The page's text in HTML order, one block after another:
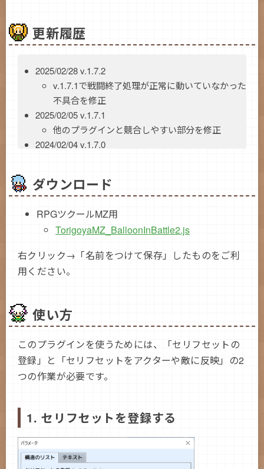
更新履歴
2025/02/28 v.1.7.2
v.1.7.1で戦闘終了処理が正常に動いていなかった
不具合を修正
2025/02/05 v.1.7.1
他のプラグインと競合しやすい部分を修正
2024/02/04 v.1.7.0
メモ欄の条件指定で
メモ欄の条件指定に
2022/02/05 v.1.5.0
セリフにボイスなどの音声ファイルを指定でき
一部内部処理の変更
プラグインコマンドでのセリフ表示時に改行が
反映されないのを修正
2021/10/02 v.1.4.0
表示レイヤー位置を変更する上級者向け設定を
追加
2021/08/28 v.1.3.0
2021/08/22 v.1.2.2
一部プラグインの組み合わせで吹き出しの表示
位置がずれる場合があるのを修正
2021/07/05 v.1.2.1
ダウンロード
RPGツクールMZ用
TorigoyaMZ_BalloonInBattle2.js
右クリック→「名前をつけて保存」したものをご利
用ください。
使い方
このプラグインを使うためには、「セリフセットの
登録」と「セリフセットをアクターや敵に反映」の2
つの作業が必要です。
1. セリフセットを登録する